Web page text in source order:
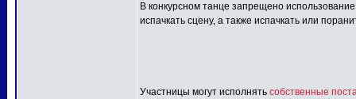
В конкурсном танце запрещено
испачкать сцену, а также испачкать или
Участницы могут исполнять собственные